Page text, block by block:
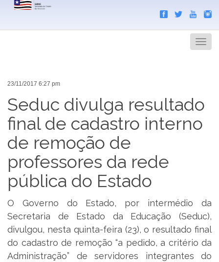
Menu
23/11/2017 6:27 pm
Seduc divulga resultado
final de cadastro interno
de remoção de
professores da rede
pública do Estado
O Governo do Estado, por intermédio da
Secretaria de Estado da Educação (Seduc),
divulgou, nesta quinta-feira (23), o resultado final
do cadastro de remoção “a pedido, a critério da
Administração” de servidores integrantes do